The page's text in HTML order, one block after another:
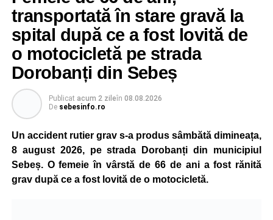
unei persoane sau a unui animal.
„Pentru noi, fiecare viață contează!”, au transmis
reprezentanții ISU Alba.
Adaugă-ne ca sursă preferată
Urmărește-ne pe Google News
Ultimele știri din Sebeș
transportată în stare gravă la
spital după ce a fost lovită de
o motocicletă pe strada
Dorobanți din Sebeș
Publicat acum 2 zileîn 08.08.2026
De sebesinfo.ro
Un accident rutier grav s-a produs sâmbătă dimineața,
8 august 2026, pe strada Dorobanți din municipiul
Sebeș. O femeie în vârstă de 66 de ani a fost rănită
grav după ce a fost lovită de o motocicletă.